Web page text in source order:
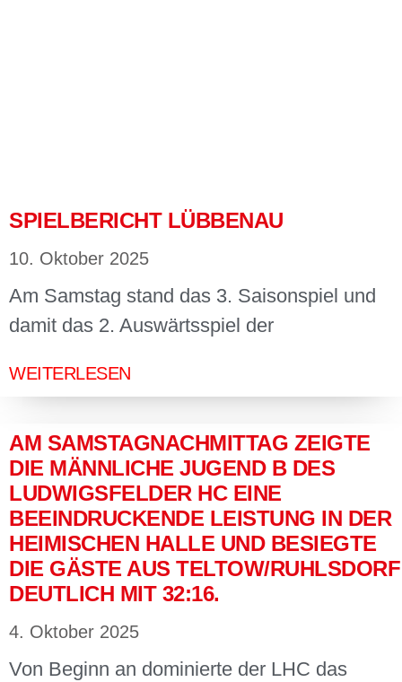
SPIELBERICHT LÜBBENAU
10. Oktober 2025
Am Samstag stand das 3. Saisonspiel und
damit das 2. Auswärtsspiel der
WEITERLESEN
AM SAMSTAGNACHMITTAG ZEIGTE
DIE MÄNNLICHE JUGEND B DES
LUDWIGSFELDER HC EINE
BEEINDRUCKENDE LEISTUNG IN DER
HEIMISCHEN HALLE UND BESIEGTE
DIE GÄSTE AUS TELTOW/RUHLSDORF
DEUTLICH MIT 32:16.
4. Oktober 2025
Von Beginn an dominierte der LHC das